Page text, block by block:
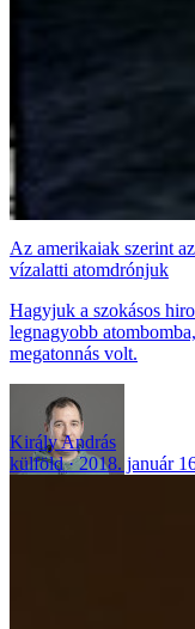
Az amerikaiak szerint
vízalatti atomdrónjuk
Hagyjuk a szokásos
legnagyobb
megatonnás volt.
Király András
külföld
2018. január